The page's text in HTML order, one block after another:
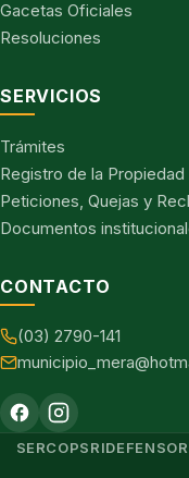
Gacetas Oficiales
Resoluciones
SERVICIOS
Trámites
Registro de la Propiedad
Peticiones, Quejas y
Documentos
CONTACTO
(03) 2790-141
SERCOPSRI